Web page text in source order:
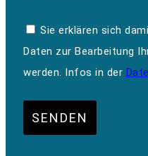
Sie erklären sich
Daten zur Bearbeitung
werden. Infos in der
SENDEN